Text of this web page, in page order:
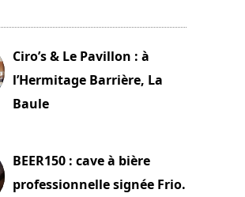
Ciro’s & Le Pavillon : à
l’Hermitage Barrière, La
Baule
BEER150 : cave à bière
professionnelle signée Frio.